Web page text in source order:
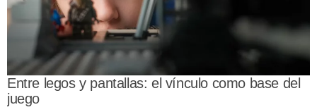
Entre legos y pantallas: el vínculo como base del
juego